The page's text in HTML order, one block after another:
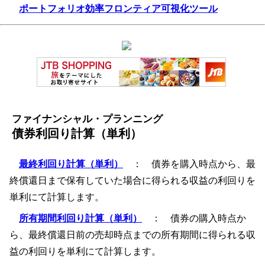
ポートフォリオ効率フロンティア可視化ツール
ファイナンシャル・プランニング
債券利回り計算（単利）
最終利回り計算（単利）
： 債券を購入時点から、最
終償還日まで保有していた場合に得られる収益の利回りを
単利にて計算します。
所有期間利回り計算（単利）
： 債券の購入時点か
ら、最終償還日前の売却時点までの所有期間に得られる収
益の利回りを単利にて計算します。